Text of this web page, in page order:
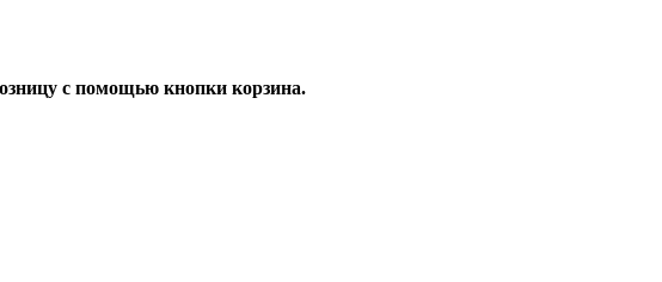
с помощью кнопки корзина.